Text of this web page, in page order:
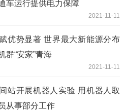
车运行提供电力保障
2021-11-11
优势显著 世界最大新能源分布
群“安家”青海
2021-11-11
站开展机器人实验 用机器人取
从事部分工作